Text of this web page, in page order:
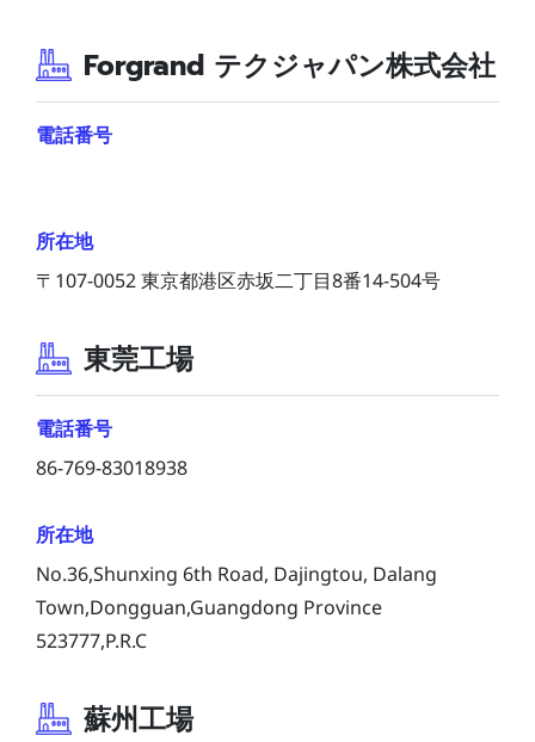
Forgrand テクジャパン株式会社
電話番号
所在地
〒107-0052 東京都港区赤坂二丁目8番14-504号
東莞工場
電話番号
86-769-83018938
所在地
No.36,Shunxing 6th Road, Dajingtou, Dalang
Town,Dongguan,Guangdong Province
523777,P.R.C
蘇州工場